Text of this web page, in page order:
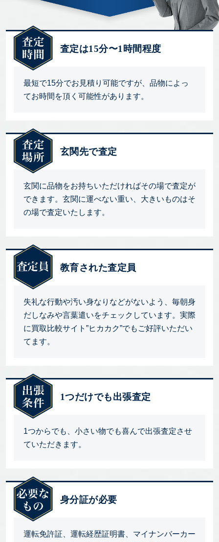
査定は15分〜1時間程度
最短で15分でお見積り可能ですが、品物によっ
てお時間を頂く可能性があります。
玄関先で査定
玄関に品物をお持ちいただければその場で査定が
できます。玄関に運べない重い、大きいものはそ
の場で査定いたします。
教育された査定員
失礼な行動や汚い身なりなどがないよう、毎朝身
だしなみや言葉遣いをチェックしています。実際
に買取比較サイト”ヒカカク”でもご好評いただい
てます。
1つだけでも出張査定
1つからでも、小さい物でも喜んで出張査定させ
ていただきます。
身分証が必要
運転免許証、運転経歴証明書、マイナンバーカー